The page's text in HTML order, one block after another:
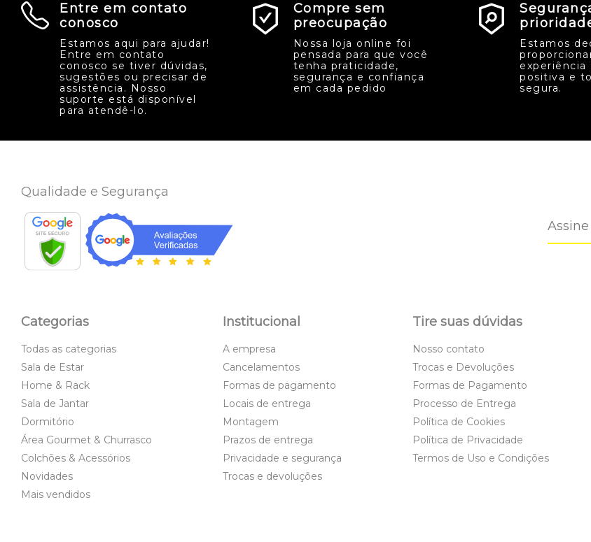
Entre em contato
conosco
Estamos aqui para ajudar!
Entre em contato
conosco se tiver dúvidas,
sugestões ou precisar de
assistência. Nosso
suporte está disponível
para atendê-lo.
Compre sem
preocupação
Nossa loja online foi
pensada para que você
tenha praticidade,
segurança e confiança
em cada pedido
Estamos
experiência
positiva e
segura.
Qualidade e Segurança
Categorias
Todas as categorias
Sala de Estar
Home & Rack
Sala de Jantar
Dormitório
Área Gourmet & Churrasco
Colchões & Acessórios
Novidades
Mais vendidos
Institucional
A empresa
Cancelamentos
Formas de pagamento
Locais de entrega
Montagem
Prazos de entrega
Privacidade e segurança
Trocas e devoluções
Tire suas dúvidas
Nosso contato
Trocas e Devoluções
Formas de Pagamento
Processo de Entrega
Política de Cookies
Política de Privacidade
Termos de Uso e Condições